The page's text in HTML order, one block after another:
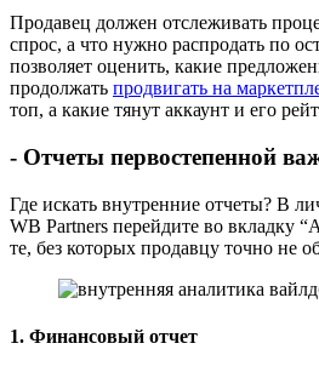
Продавец должен отслеживать
спрос, а что нужно распродать по
позволяет оценить, какие
продолжать продвигать на
топ, а какие тянут аккаунт и его
- Отчеты первостепенной
Где искать внутренние отчеты? В
WB Partners перейдите во вкладку
те, без которых продавцу точно не
1. Финансовый отчет